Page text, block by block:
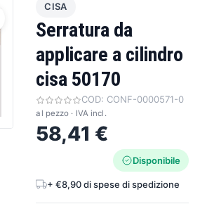
CISA
Serratura da
applicare a cilindro
cisa 50170
COD: CONF-0000571-0
al pezzo · IVA incl.
58,41 €
Disponibile
+ €8,90 di spese di spedizione